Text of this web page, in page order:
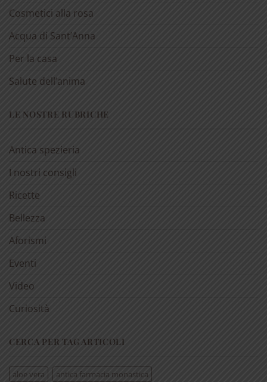
Cosmetici alla rosa
Acqua di Sant’Anna
Per la casa
Salute dell’anima
LE NOSTRE RUBRICHE
Antica spezieria
I nostri consigli
Ricette
Bellezza
Aforismi
Eventi
Video
Curiosità
CERCA PER TAG ARTICOLI
aloe vera
antica farmacia monastica